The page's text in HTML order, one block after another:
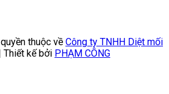
thuộc về Công ty TNHH Diệt mối
Thiết kế bởi PHẠM CÔNG